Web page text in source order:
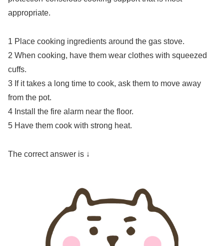
appropriate.
1 Place cooking ingredients around the gas stove.
2 When cooking, have them wear clothes with squeezed
cuffs.
3 If it takes a long time to cook, ask them to move away
from the pot.
4 Install the fire alarm near the floor.
5 Have them cook with strong heat.
The correct answer is ↓